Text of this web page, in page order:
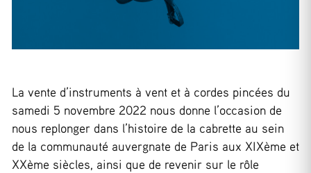
La vente d’instruments à vent et à cordes pincées du
samedi 5 novembre 2022 nous donne l’occasion de
nous replonger dans l’histoire de la cabrette au sein
de la communauté auvergnate de Paris aux XIXème et
XXème siècles, ainsi que de revenir sur le rôle